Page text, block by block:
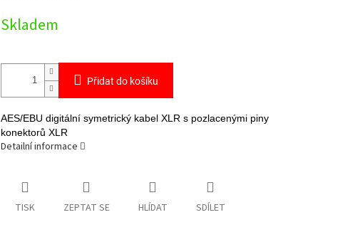
cena:
Skladem
Přidat do košíku
AES/EBU digitální symetrický kabel XLR s pozlacenými piny
konektorů XLR
Detailní informace
TISK ZEPTAT SE HLÍDAT SDÍLET